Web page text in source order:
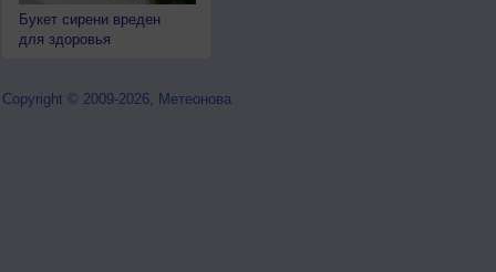
Букет сирени вреден
для здоровья
Copyright © 2009-2026, Метеонова